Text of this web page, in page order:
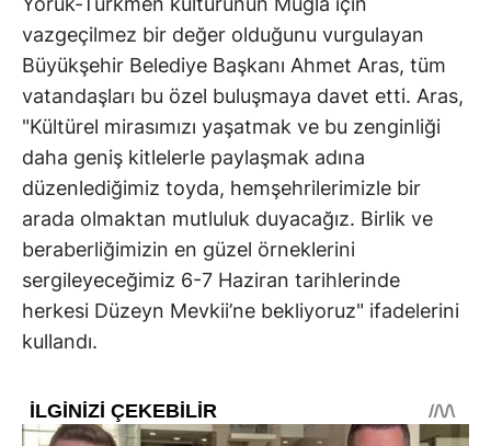
vazgeçilmez bir değer olduğunu vurgulayan
Büyükşehir Belediye Başkanı Ahmet Aras, tüm
vatandaşları bu özel buluşmaya davet etti. Aras,
"Kültürel mirasımızı yaşatmak ve bu zenginliği
daha geniş kitlelerle paylaşmak adına
düzenlediğimiz toyda, hemşehrilerimizle bir
arada olmaktan mutluluk duyacağız. Birlik ve
beraberliğimizin en güzel örneklerini
sergileyeceğimiz 6-7 Haziran tarihlerinde
herkesi Düzeyn Mevkii’ne bekliyoruz" ifadelerini
kullandı.